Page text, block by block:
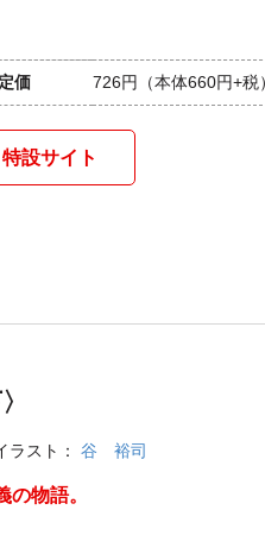
定価 726円 （本体660円+税
特設サイト
ラスト： 谷 裕司
の物語。